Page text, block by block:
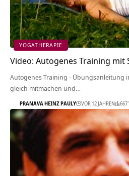
YOGATHERAPIE
Video: Autogenes Training mit
Autogenes Training - Übungsanleitung
gleich mitmachen und…
PRANAVA HEINZ PAULY VOR 12 JAHREN 667